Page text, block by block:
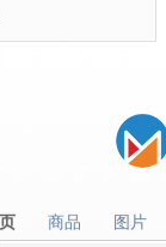
商品
商品 图片
图片